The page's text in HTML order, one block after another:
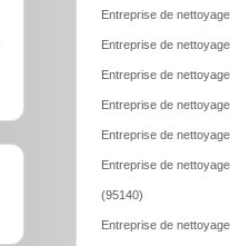
Entreprise de
Entreprise de
Entreprise de
Entreprise de
Entreprise de
Entreprise de
(95140)
Entreprise de